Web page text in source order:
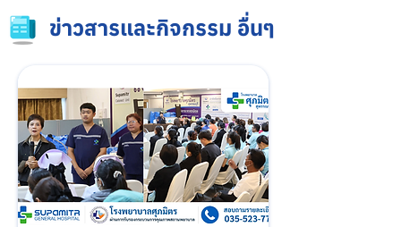
ข่าวสารและกิจกรรม อื่นๆ